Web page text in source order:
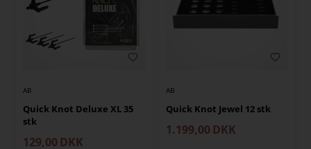
AB
Quick Knot Deluxe XL 35
stk
129,00 DKK
AB
Quick Knot Jewel 12 stk
1.199,00 DKK